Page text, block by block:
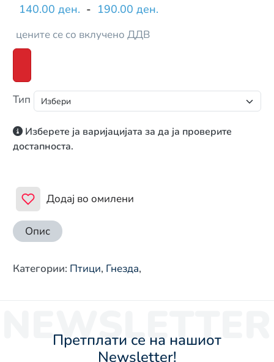
140.00 ден. - 190.00 ден.
цените се со вклучено ДДВ
Тип
Изберете ја варијацијата за да ја проверите
достапноста.
Додај во омилени
Опис
Категории: Птици, Гнезда,
NEWSLETTER
Претплати се на нашиот
Newsletter!